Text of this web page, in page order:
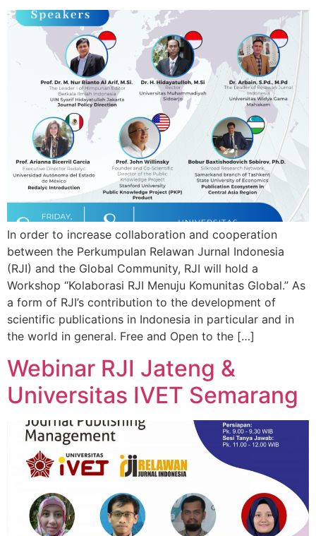
In order to increase collaboration and cooperation
between the Perkumpulan Relawan Jurnal Indonesia
(RJI) and the Global Community, RJI will hold a
Workshop “Kolaborasi RJI Menuju Komunitas Global.” As
a form of RJI’s contribution to the development of
scientific publications in Indonesia in particular and in
the world in general. Free and Open to the […]
Webinar RJI Jateng &
Universitas IVET Semarang